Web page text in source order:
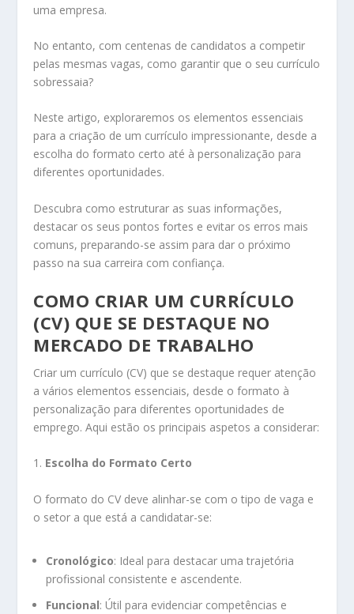
uma empresa.
No entanto, com centenas de candidatos a competir
pelas mesmas vagas, como garantir que o seu currículo
sobressaia?
Neste artigo, exploraremos os elementos essenciais
para a criação de um currículo impressionante, desde a
escolha do formato certo até à personalização para
diferentes oportunidades.
Descubra como estruturar as suas informações,
destacar os seus pontos fortes e evitar os erros mais
comuns, preparando-se assim para dar o próximo
passo na sua carreira com confiança.
COMO CRIAR UM CURRÍCULO
(CV) QUE SE DESTAQUE NO
MERCADO DE TRABALHO
Criar um currículo (CV) que se destaque requer atenção
a vários elementos essenciais, desde o formato à
personalização para diferentes oportunidades de
emprego. Aqui estão os principais aspetos a considerar:
1. Escolha do Formato Certo
O formato do CV deve alinhar-se com o tipo de vaga e
o setor a que está a candidatar-se:
Cronológico: Ideal para destacar uma trajetória
profissional consistente e ascendente.
Funcional: Útil para evidenciar competências e